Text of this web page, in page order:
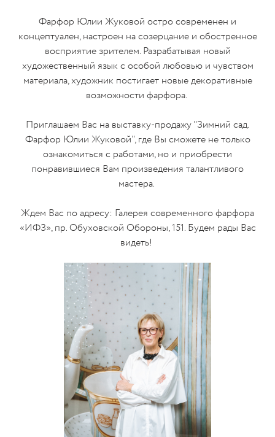
Фарфор Юлии Жуковой остро современен и
концептуален, настроен на созерцание и обостренное
восприятие зрителем. Разрабатывая новый
художественный язык с особой любовью и чувством
материала, художник постигает новые декоративные
возможности фарфора.
Приглашаем Вас на выставку-продажу "Зимний сад.
Фарфор Юлии Жуковой", где Вы сможете не только
ознакомиться с работами, но и приобрести
понравившиеся Вам произведения талантливого
мастера.
Ждем Вас по адресу: Галерея современного фарфора
«ИФЗ», пр. Обуховской Обороны, 151. Будем рады Вас
видеть!